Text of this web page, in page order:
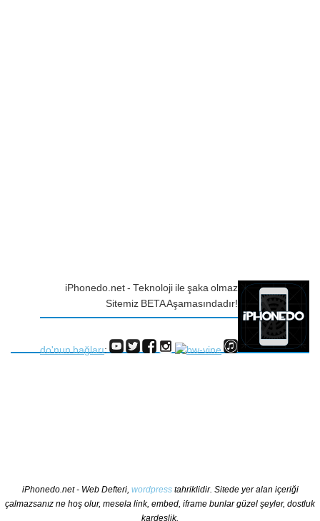
iPhonedo.net - Teknoloji ile şaka olmaz
Sitemiz BETA Aşamasındadır!
do'nun bağları:
iPhonedo.net - Web Defteri, wordpresstahriklidir. Sitede yer alan içeriği
çalmazsanız ne hoş olur, mesela link, embed, iframe bunlar güzel şeyler, dostluk
kardeşlik.